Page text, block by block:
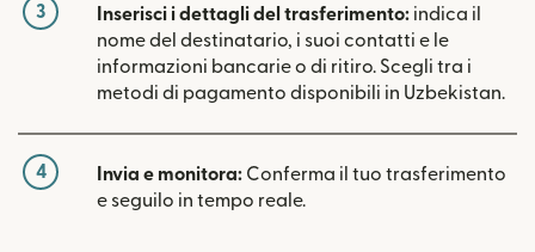
3 Inserisci i dettagli del trasferimento: indica il
nome del destinatario, i suoi contatti e le
informazioni bancarie o di ritiro. Scegli tra i
metodi di pagamento disponibili in Uzbekistan.
4 Invia e monitora: Conferma il tuo trasferimento
e seguilo in tempo reale.